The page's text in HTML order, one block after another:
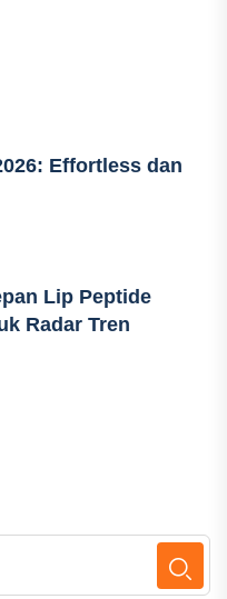
Effortless dan
Lip Peptide
Radar Tren